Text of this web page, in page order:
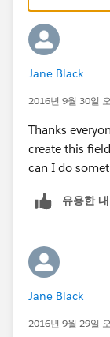
1. setup -->
2. scroll down
3. choose the
4. Fill out all
profiles and
Jane Black
2016년 9월 30일
Thanks
create this
can I do
유용한
Jane Black
2016년 9월 29일